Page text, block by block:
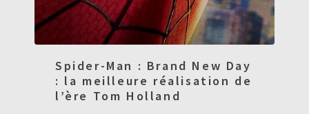
Spider-Man : Brand New Day
: la meilleure réalisation de
l’ère Tom Holland